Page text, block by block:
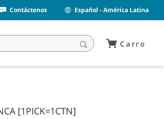
Contáctenos Español - América Latina
Carro
[1PICK=1CTN]